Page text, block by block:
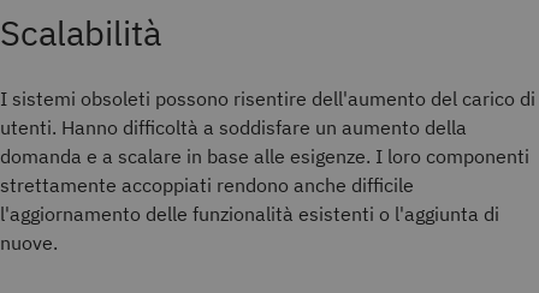
Scalabilità
I sistemi obsoleti possono risentire dell'aumento del carico di
utenti. Hanno difficoltà a soddisfare un aumento della
domanda e a scalare in base alle esigenze. I loro componenti
strettamente accoppiati rendono anche difficile
l'aggiornamento delle funzionalità esistenti o l'aggiunta di
nuove.